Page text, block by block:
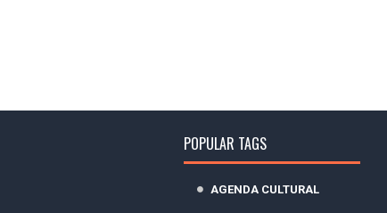
POPULAR TAGS
AGENDA CULTURAL